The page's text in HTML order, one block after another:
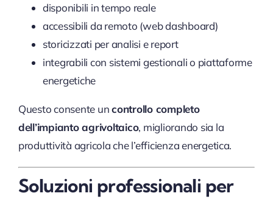
disponibili in tempo reale
accessibili da remoto (web dashboard)
storicizzati per analisi e report
integrabili con sistemi gestionali o piattaforme
energetiche
Questo consente uncontrollo completo
dell’impianto agrivoltaico, migliorando sia la
produttività agricola che l’efficienza energetica.
Soluzioni professionali per